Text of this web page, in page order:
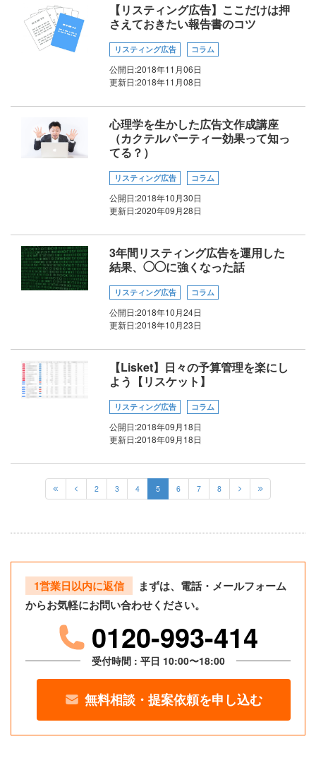
【リスティング広告】ここだけは押
さえておきたい報告書のコツ
リスティング広告 コラム
公開日:2018年11月06日
更新日:2018年11月08日
心理学を生かした広告文作成講座
（カクテルパーティー効果って知っ
てる？）
リスティング広告 コラム
公開日:2018年10月30日
更新日:2020年09月28日
3年間リスティング広告を運用した
結果、◯◯に強くなった話
リスティング広告 コラム
公開日:2018年10月24日
更新日:2018年10月23日
【Lisket】日々の予算管理を楽にし
よう【リスケット】
リスティング広告 コラム
公開日:2018年09月18日
更新日:2018年09月18日
2 3 4 5 6 7 8
1営業日以内に返信
まずは、電話・メールフォーム
からお気軽にお問い合わせください。
0120-993-414
受付時間 : 平日 10:00〜18:00
無料相談・提案依頼を申し込む